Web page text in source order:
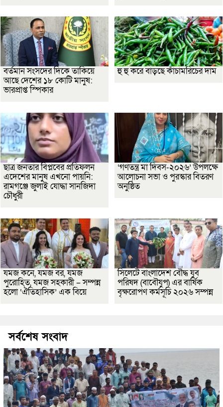
বর্তমান সংসদের দিকে তাকিয়ে
আছে দেশের ১৮ কোটি মানুষ:
ভারপ্রাপ্ত স্পিকার
হু হু করে বাড়ছে কাঁচামরিচের দাম
ছাত্র জনতার বিপ্লবের প্রতিফলন
এদেশের মানুষ এখনো পায়নি:
রামগঞ্জে জুলাই যোদ্ধা সানজিদা
চৌধুরী
‘গণতন্ত্র মা দিবস-২০২৬’ উপলক্ষে
আলোচনা সভা ও পুরস্কার বিতরণ
অনুষ্ঠিত
যমজ কনে, যমজ বর, যমজ
পুরোহিত, যমজ সহকারী – সম্পন্ন
হলো ‘ঐতিহাসিক’ এক বিয়ে
সিলেটে বাংলাদেশ বৌদ্ধ যুব
পরিষদ (বাবৌযুপ) এর বার্ষিক
বৃক্ষরোপণ কর্মসূচি ২০২৬ সম্পন্ন
সর্বশেষ সংবাদ